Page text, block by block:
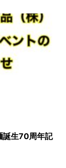
誕生70周年記